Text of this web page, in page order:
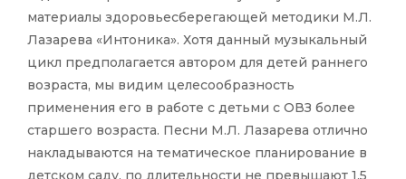
материалы здоровьесберегающей методики М.Л.
Лазарева «Интоника». Хотя данный музыкальный
цикл предполагается автором для детей раннего
возраста, мы видим целесообразность
применения его в работе с детьми с ОВЗ более
старшего возраста. Песни М.Л. Лазарева отлично
накладываются на тематическое планирование в
детском саду, по длительности не превышают 1,5